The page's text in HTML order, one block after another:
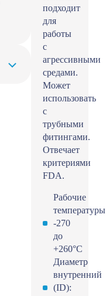
подходит
для
работы
с
агрессивными
средами.
Может
использовать
с
трубными
фитингами.
Отвечает
критериями
FDA.
Рабочие
-270
до
+260°С
Диаметр
внутренний
(ID):